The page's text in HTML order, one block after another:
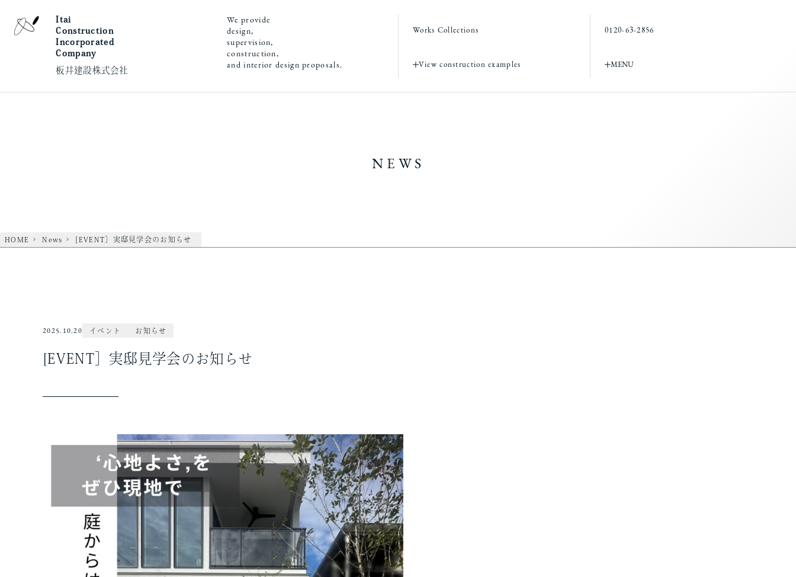
Itai
Construction
Incorporated
Company
板井建設株式会社
We provide
design,
supervision,
construction,
and interior design proposals.
Works Collections
View construction examples
0120-63-2856
MENU
NEWS
HOME News [EVENT］実邸見学会のお知らせ
2025.10.20 イベント お知らせ
[EVENT］実邸見学会のお知らせ